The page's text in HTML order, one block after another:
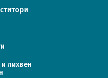
лихвен